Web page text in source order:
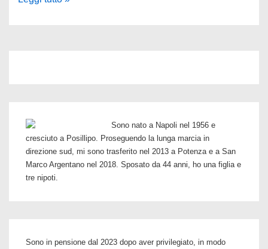
verde
Sono nato a Napoli nel 1956 e
cresciuto a Posillipo. Proseguendo la lunga marcia in
direzione sud, mi sono trasferito nel 2013 a Potenza e a San
Marco Argentano nel 2018. Sposato da 44 anni, ho una figlia e
tre nipoti.
Sono in pensione dal 2023 dopo aver privilegiato, in modo